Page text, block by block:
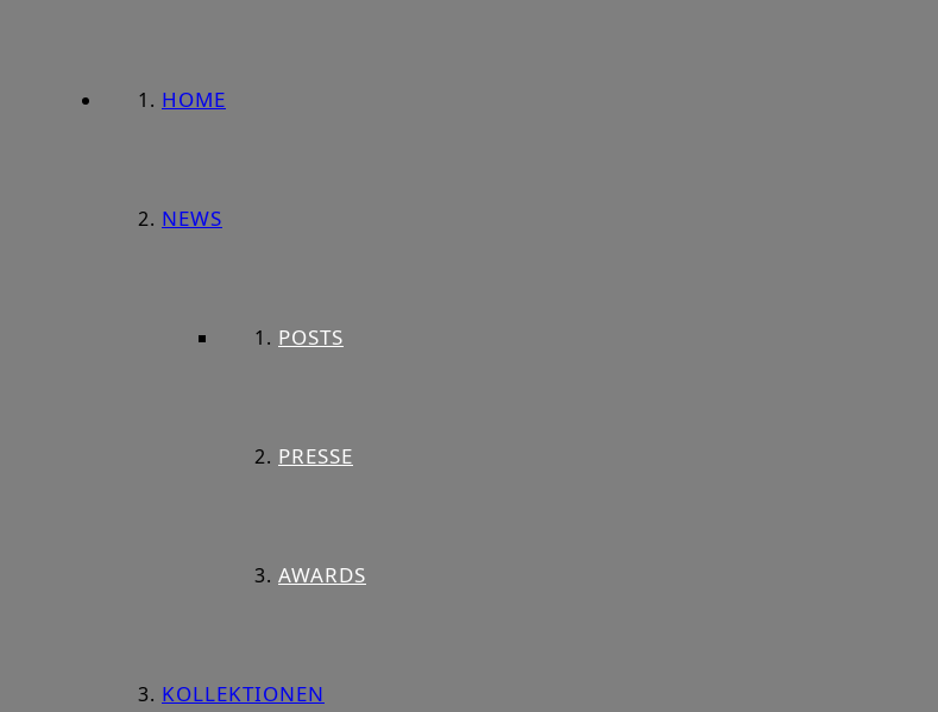
HOME
NEWS
POSTS
PRESSE
AWARDS
KOLLEKTIONEN